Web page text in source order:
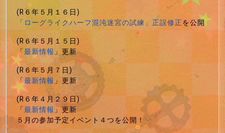
(R６年５月１６日)
「ローグライクハーフ混沌迷宮の試練」正誤修正を公開
(R６年５月１５日)
「最新情報」更新
(R６年５月７日)
「最新情報」更新
(R６年４月２９日)
「最新情報」更新
５月の参加予定イベント４つを公開！